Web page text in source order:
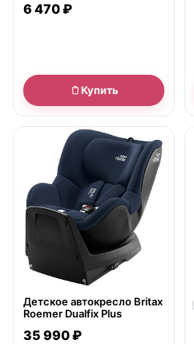
6 470 ₽
Купить
● в наличии
Детское автокресло Britax
Roemer Dualfix Plus
35 990 ₽